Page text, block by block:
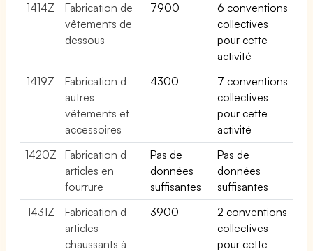
1414Z
Fabrication de
vêtements de
dessous
7900
6 conventions
collectives
pour cette
activité
1419Z
Fabrication d
autres
vêtements et
accessoires
4300
7 conventions
collectives
pour cette
activité
1420Z
Fabrication d
articles en
fourrure
Pas de
données
suffisantes
Pas de
données
suffisantes
1431Z
Fabrication d
articles
chaussants à
3900
2 conventions
collectives
pour cette